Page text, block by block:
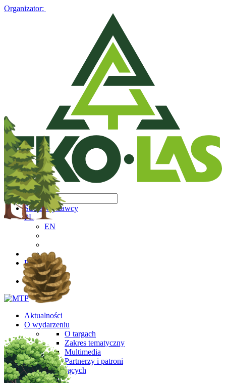
Organizator:
Strefa Wystawcy
PL
EN
PL
EN
Aktualności
O wydarzeniu
O targach
Zakres tematyczny
Multimedia
Partnerzy i patroni
Dla Zwiedzających